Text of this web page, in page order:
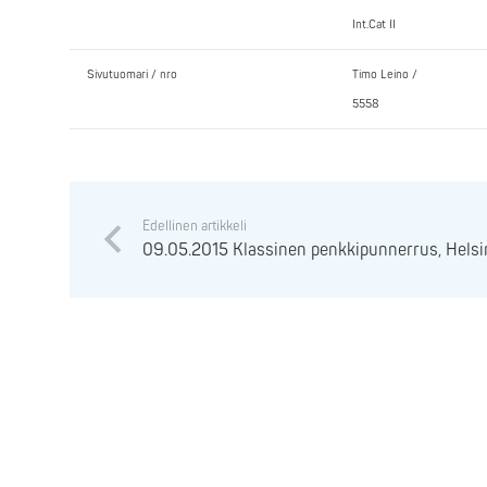
Int.Cat II
Sivutuomari / nro Timo Leino /
5558
Edellinen artikkeli
09.05.2015 Klassinen penkkipunnerrus,